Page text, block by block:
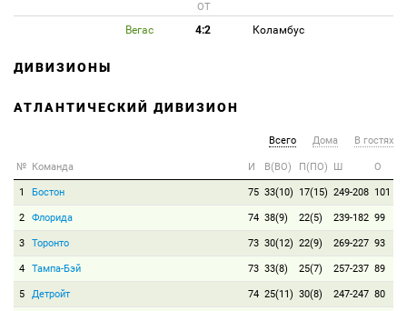
ОТ
Вегас 4:2 Коламбус
ДИВИЗИОНЫ
АТЛАНТИЧЕСКИЙ ДИВИЗИОН
Всего Дома В гостях
№ Команда И В(ВО) П(ПО) Ш О
1 Бостон 75 33(10) 17(15) 249-208 101
2 Флорида 74 38(9) 22(5) 239-182 99
3 Торонто 73 30(12) 22(9) 269-227 93
4 Тампа-Бэй 73 33(8) 25(7) 257-237 89
5 Детройт 74 25(11) 30(8) 247-247 80